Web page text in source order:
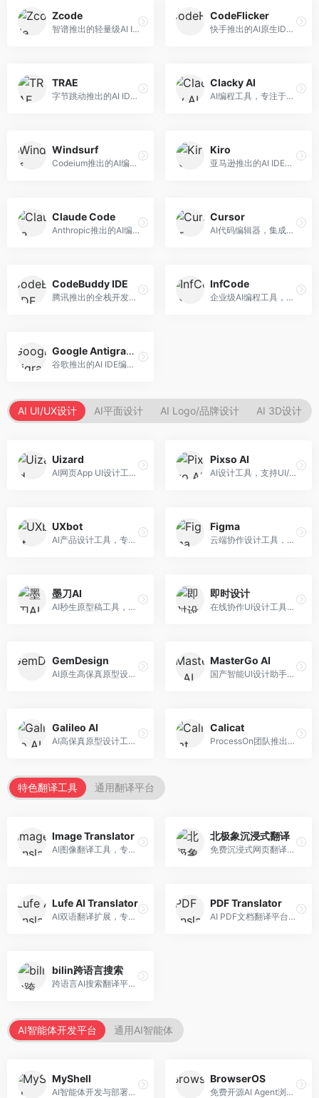
Zcode
智谱推出的轻量级AI IDE，基于GLM模型。面向开发者，提供智能代码补全、代码生成、错误检测等服务，中文编程支持好。
CodeFlicker
快手推出的AI原生IDE，专注于短视频相关开发。面向快手生态开发者，提供代码生成、调试辅助等服务，与快手开发生态深度整合。
TRAE
字节跳动推出的AI IDE编程工具，深度集成大模型能力。面向开发者，提供智能代码补全、代码解释、重构优化等服务，编程效率显著提升。
Clacky AI
AI编程工具，专注于代码智能生成与优化。面向开发者，提供代码生成、代码重构、错误修复等服务，编程效率高。
Windsurf
Codeium推出的AI编程工具，专注于代码智能辅助。面向开发者，提供代码补全、代码生成、代码解释等服务，多语言支持完善。
Kiro
亚马逊推出的AI IDE，深度整合AWS云服务。面向AWS开发者，提供代码生成、云服务集成、部署自动化等服务，与AWS生态无缝衔接。
Claude Code
Anthropic推出的AI编程工具，基于Claude模型。面向开发者，提供代码生成、代码审查、调试辅助等服务，代码质量高，推理能力强。
Cursor
AI代码编辑器，集成GPT-4模型，专注于智能编程辅助。面向开发者，提供代码生成、代码解释、错误修复等服务，编程体验流畅，开发效率高。
CodeBuddy IDE
腾讯推出的全栈开发AI IDE，整合腾讯云服务。面向开发者，提供代码生成、调试辅助、部署服务等功能，与腾讯云生态深度整合。
InfCode
企业级AI编程工具，专注于团队协作开发。面向企业开发团队，提供代码生成、代码审查、团队协作等服务，企业级功能完善。
Google Antigravity
谷歌推出的AI IDE编程智能体，整合Google Cloud服务。面向谷歌生态开发者，提供智能编程辅助、云服务集成等功能。
AI UI/UX设计 AI平面设计 AI Logo/品牌设计 AI 3D设计
Uizard
AI网页App UI设计工具，专注于快速界面生成。面向产品经理和设计师，提供线框图转UI、界面生成、设计优化等服务，设计速度快。
Pixso AI
AI设计工具，支持UI/UX设计全流程。面向设计师和产品团队，提供界面生成、设计优化、协作评审等服务，国产替代方案，团队协作便捷。
UXbot
AI产品设计工具，专注于用户体验优化。面向UX设计师，提供用户研究、设计建议、可用性测试等服务，UX设计支持完善。
Figma
云端协作设计工具，整合AI设计辅助功能。面向UI/UX设计师和产品团队，提供界面设计、原型制作、团队协作等服务，协作功能强大，是UI设计领域的标杆产品。
墨刀AI
AI秒生原型稿工具，专注于快速原型设计。面向产品经理和设计师，提供原型生成、交互设计、团队协作等服务，原型制作效率高。
即时设计
在线协作UI设计工具，整合AI设计功能。面向设计师和产品团队，提供界面设计、原型制作、设计资源库等服务，国产协作设计平台。
GemDesign
AI原生高保真原型设计工具，专注于智能设计生成。面向设计师，提供界面生成、设计优化、原型制作等服务，设计自动化程度高。
MasterGo AI
国产智能UI设计助手，专注于界面设计自动化。面向UI设计师，提供界面生成、组件设计、设计系统构建等服务，中文用户适配性好。
Galileo AI
AI高保真原型设计工具，专注于UI界面生成。面向设计师和产品团队，提供界面生成、交互设计、设计优化等服务，界面质量高。
Calicat
ProcessOn团队推出的产设研协作平台，整合设计与协作功能。面向产品团队，提供设计协作、文档管理、团队沟通等服务，产研协作便捷。
特色翻译工具 通用翻译平台
Image Translator
AI图像翻译工具，专注于图片文字翻译。面向设计师和电商从业者，提供图片文字识别、翻译、替换等服务，图像翻译效果好。
北极象沉浸式翻译
免费沉浸式网页翻译工具，专注于阅读体验。面向普通用户，提供网页双语翻译、文档翻译等服务，免费使用，翻译质量高。
Lufe AI Translator
AI双语翻译扩展，专注于浏览器翻译场景。面向外语内容阅读者，提供网页双语翻译、划词翻译等服务，浏览器集成便捷。
PDF Translator
AI PDF文档翻译平台，专注于文档本地化。面向商务人士，提供PDF翻译、格式保留、批量处理等服务，文档翻译专业。
bilin跨语言搜索
跨语言AI搜索翻译平台，专注于信息获取。面向研究者和内容创作者，提供跨语言搜索、内容翻译、信息整合等服务，跨语言检索能力强。
AI智能体开发平台 通用AI智能体
MyShell
AI智能体开发与部署平台，专注于语音交互智能体。面向开发者，提供语音智能体创建、部署服务、社区分享等功能，语音交互能力强。
BrowserOS
免费开源AI Agent浏览器，专注于浏览器自动化。面向开发者，提供浏览器控制、任务自动化、API接口等服务，开源免费。